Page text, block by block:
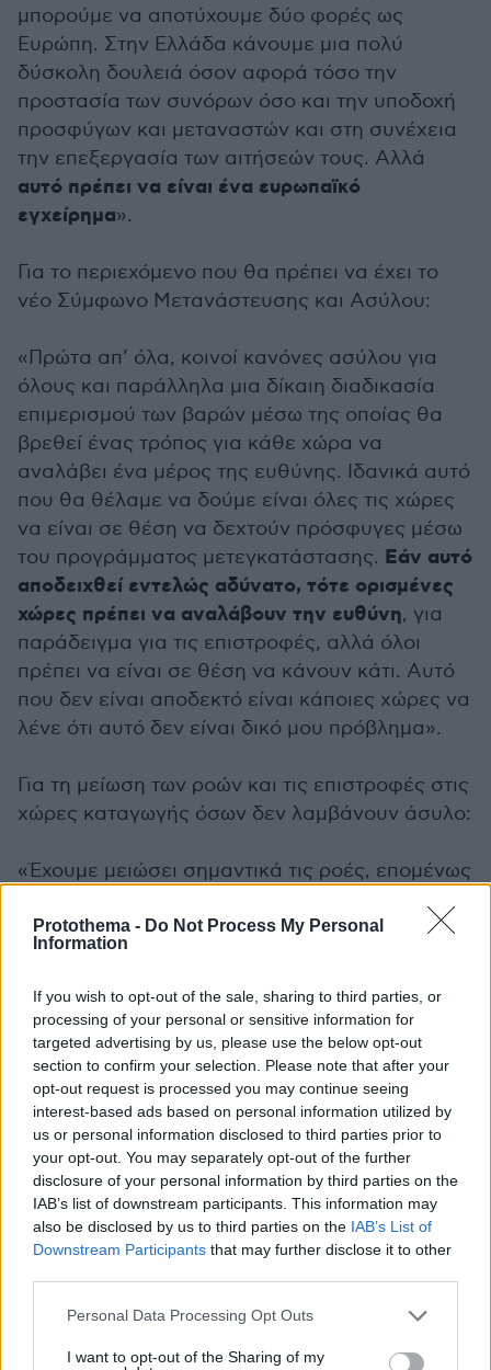
Protothema - Do Not Process My Personal
Information
If you wish to opt-out of the sale, sharing to third parties, or
processing of your personal or sensitive information for
targeted advertising by us, please use the below opt-out
section to confirm your selection. Please note that after your
opt-out request is processed you may continue seeing
interest-based ads based on personal information utilized by
us or personal information disclosed to third parties prior to
your opt-out. You may separately opt-out of the further
disclosure of your personal information by third parties on the
IAB’s list of downstream participants. This information may
also be disclosed by us to third parties on the IAB’s List of
Downstream Participants that may further disclose it to other
Please note that this website/app uses one or more Google
not limited to your visit or usage behaviour. You may click to
Personal Data Processing Opt Outs
I want to opt-out of the Sharing of my
μπορούμε να αποτύχουμε δύο φορές ως
Ευρώπη. Στην Ελλάδα κάνουμε μια πολύ
δύσκολη δουλειά όσον αφορά τόσο την
προστασία των συνόρων όσο και την υποδοχή
προσφύγων και μεταναστών και στη συνέχεια
την επεξεργασία των αιτήσεών τους. Αλλά
αυτό πρέπει να είναι ένα ευρωπαϊκό
εγχείρημα».
Για το περιεχόμενο που θα πρέπει να έχει το
νέο Σύμφωνο Μετανάστευσης και Ασύλου:
«Πρώτα απ’ όλα, κοινοί κανόνες ασύλου για
όλους και παράλληλα μια δίκαιη διαδικασία
επιμερισμού των βαρών μέσω της οποίας θα
βρεθεί ένας τρόπος για κάθε χώρα να
αναλάβει ένα μέρος της ευθύνης. Ιδανικά αυτό
που θα θέλαμε να δούμε είναι όλες τις χώρες
να είναι σε θέση να δεχτούν πρόσφυγες μέσω
του προγράμματος μετεγκατάστασης. Εάν αυτό
αποδειχθεί εντελώς αδύνατο, τότε ορισμένες
χώρες πρέπει να αναλάβουν την ευθύνη, για
παράδειγμα για τις επιστροφές, αλλά όλοι
πρέπει να είναι σε θέση να κάνουν κάτι. Αυτό
που δεν είναι αποδεκτό είναι κάποιες χώρες να
λένε ότι αυτό δεν είναι δικό μου πρόβλημα».
Για τη μείωση των ροών και τις επιστροφές στις
χώρες καταγωγής όσων δεν λαμβάνουν άσυλο:
«Έχουμε μειώσει σημαντικά τις ροές, επομένως
κάποιοι άνθρωποι θα καταφέρνουν να
εισέρχονται και θα πρέπει να αντιμετωπίζονται
ασύλου. Εάν τους δίνεται πολιτικό άσυλο θα
πρέπει να απαντήσουμε στο ερώτημα που
πρόκειται να ζήσουν.Αν όμως δεν λαμβάνουν
άσυλο θα πρέπει να υπάρχει ένα ευρωπαϊκό
σχέδιογια να επιστρέφουν οι άνθρωποι αυτοί
στις χώρες καταγωγής τους. Διαφορετικά, αυτό
το σύστημα δεν πρόκειται να λειτουργήσει».
Για την αμυντική θωράκιση της Ελλάδας και την
Είμαστε δημοσιονομικά υπεύθυνη κυβέρνηση.